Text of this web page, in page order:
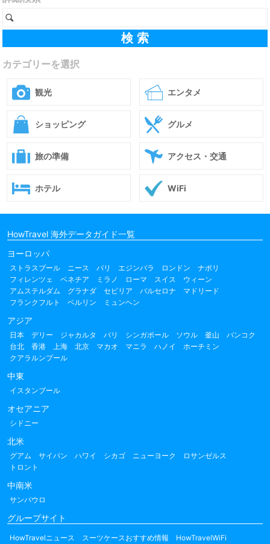
カテゴリーを選択
観光 エンタメ
ショッピング グルメ
旅の準備 アクセス・交通
ホテル WiFi
HowTravel 海外データガイド一覧
ヨーロッパ
ストラスブール ニース パリ エジンバラ ロンドン
ナポリ
フィレンツェ
ベネチア ミラノ ローマ スイス
ウィーン
アムステルダム
グラナダ セビリア バルセロナ
マドリード
フランクフルト
ベルリン ミュンヘン
アジア
日本 デリー ジャカルタ バリ シンガポール ソウル 釜山
バンコク
台北
香港 上海 北京 マカオ マニラ ハノイ
ホーチミン
クアラルンプール
中東
イスタンブール
オセアニア
シドニー
北米
グアム サイパン ハワイ シカゴ ニューヨーク
ロサンゼルス
トロント
中南米
サンパウロ
グループサイト
HowTravelニュース スーツケースおすすめ情報 HowTravelWiFi